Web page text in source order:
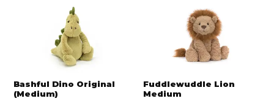
Bashful Dino Original
(Medium)
Fuddlewuddle Lion
Medium